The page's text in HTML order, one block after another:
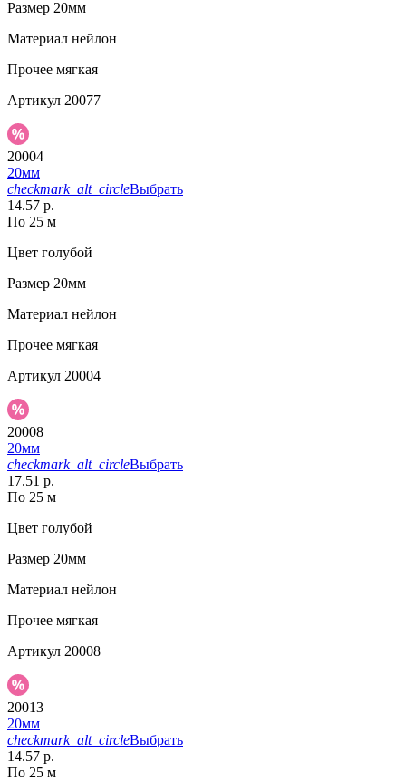
Размер 20мм
Материал нейлон
Прочее мягкая
Артикул 20077
20004
20мм
checkmark_alt_circleВыбрать
14.57 р.
По 25 м
Цвет голубой
Размер 20мм
Материал нейлон
Прочее мягкая
Артикул 20004
20008
20мм
checkmark_alt_circleВыбрать
17.51 р.
По 25 м
Цвет голубой
Размер 20мм
Материал нейлон
Прочее мягкая
Артикул 20008
20013
20мм
checkmark_alt_circleВыбрать
14.57 р.
По 25 м